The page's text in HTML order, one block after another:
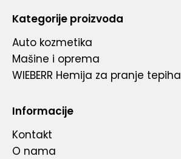
Kategorije proizvoda
Auto kozmetika
Mašine i oprema
WIEBERR Hemija za pranje tepiha
Informacije
Kontakt
O nama